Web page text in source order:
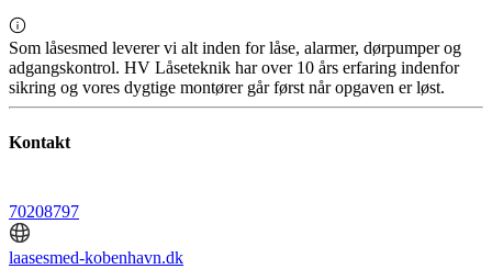
Som låsesmed leverer vi alt inden for låse, alarmer, dørpumper og
adgangskontrol. HV Låseteknik har over 10 års erfaring indenfor
sikring og vores dygtige montører går først når opgaven er løst.
Kontakt
70208797
laasesmed-kobenhavn.dk